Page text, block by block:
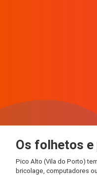
Os folhetos
Pico Alto (Vila do Porto)
bricolage, computadores